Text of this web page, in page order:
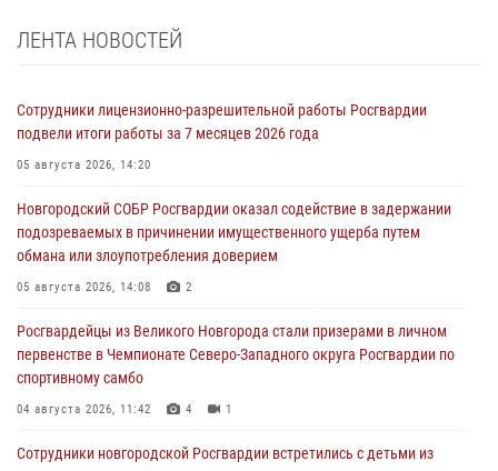
ЛЕНТА НОВОСТЕЙ
Сотрудники лицензионно-разрешительной работы Росгвардии
подвели итоги работы за 7 месяцев 2026 года
05 августа 2026, 14:20
Новгородский СОБР Росгвардии оказал содействие в задержании
подозреваемых в причинении имущественного ущерба путем
обмана или злоупотребления доверием
05 августа 2026, 14:08 2
Росгвардейцы из Великого Новгорода стали призерами в личном
первенстве в Чемпионате Северо-Западного округа Росгвардии по
спортивному самбо
04 августа 2026, 11:42 4 1
Сотрудники новгородской Росгвардии встретились с детьми из